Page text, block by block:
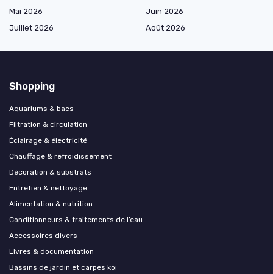
Mai 2026
Juin 2026
Juillet 2026
Août 2026
Shopping
Aquariums & bacs
Filtration & circulation
Éclairage & électricité
Chauffage & refroidissement
Décoration & substrats
Entretien & nettoyage
Alimentation & nutrition
Conditionneurs & traitements de l’eau
Accessoires divers
Livres & documentation
Bassins de jardin et carpes koï